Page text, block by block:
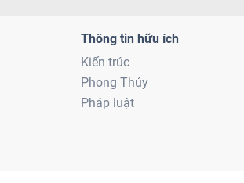
Thông tin hữu ích
Kiến trúc
Phong Thủy
Pháp luật